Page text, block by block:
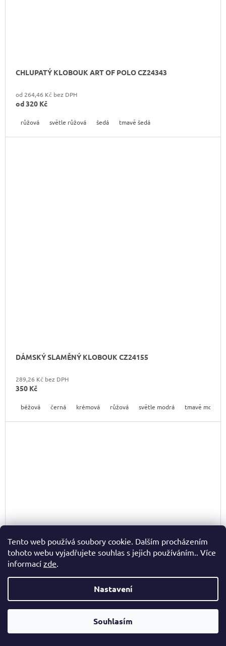
Tento web používá soubory cookie. Dalším procházením
tohoto webu vyjadřujete souhlas s jejich používáním.. Více
informací zde.
Nastavení
Souhlasím
CHLUPATÝ KLOBOUK ART OF POLO CZ24343
od 264,46 Kč bez DPH
od320 Kč
růžová světle růžová šedá tmavě šedá
DÁMSKÝ SLAMĚNÝ KLOBOUK CZ24155
289,26 Kč bez DPH
350 Kč
béžová černá krémová růžová světle modrá tmavě modrá